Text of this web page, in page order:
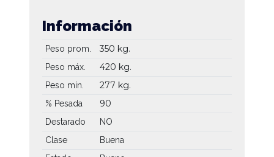
Información
Peso prom. 350 kg.
Peso máx. 420 kg.
Peso mín. 277 kg.
% Pesada 90
Destarado
NO
Clase
Buena